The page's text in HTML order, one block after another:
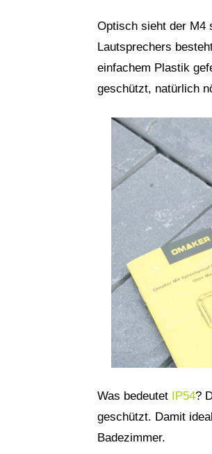
Optisch sieht der M4
Lautsprechers
einfachem Plastik
geschützt, natürlich
Was bedeutet IP54?
geschützt. Damit
Badezimmer.